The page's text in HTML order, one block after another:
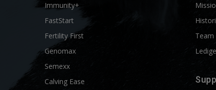
Immunity+
FastStart
Fertility First
Genomax
Semexx
Calving Ease
Team